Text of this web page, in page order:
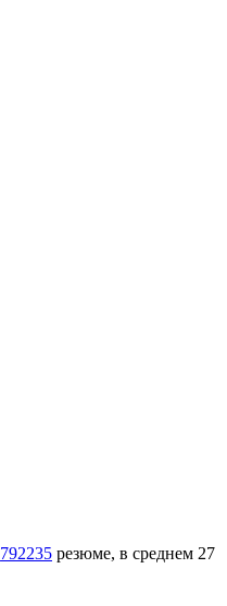
792235 резюме, в среднем 27